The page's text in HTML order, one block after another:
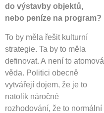
do výstavby objektů,
nebo peníze na program?
To by měla řešit kulturní
strategie. Ta by to měla
definovat. A není to atomová
věda. Politici obecně
vytvářejí dojem, že je to
natolik náročné
rozhodování, že to normální